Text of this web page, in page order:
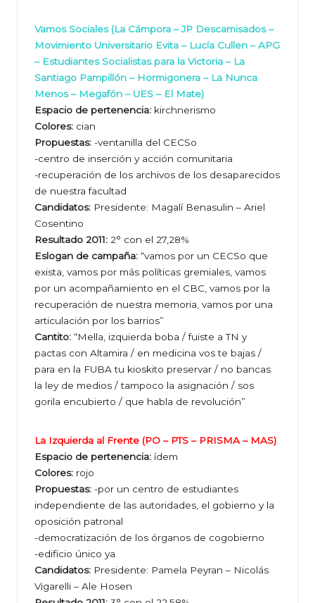
Vamos Sociales (La Cámpora – JP Descamisados –
Movimiento Universitario Evita – Lucía Cullen – APG
– Estudiantes Socialistas para la Victoria – La
Santiago Pampillón – Hormigonera – La Nunca
Menos – Megafón – UES – El Mate)
Espacio de pertenencia: kirchnerismo
Colores: cian
Propuestas: -ventanilla del CECSo
-centro de inserción y acción comunitaria
-recuperación de los archivos de los desaparecidos
de nuestra facultad
Candidatos: Presidente: Magalí Benasulin – Ariel
Cosentino
Resultado 2011: 2° con el 27,28%
Eslogan de campaña: “vamos por un CECSo que
exista, vamos por más políticas gremiales, vamos
por un acompañamiento en el CBC, vamos por la
recuperación de nuestra memoria, vamos por una
articulación por los barrios”
Cantito: “Mella, izquierda boba / fuiste a TN y
pactas con Altamira / en medicina vos te bajas /
para en la FUBA tu kioskito preservar / no bancas
la ley de medios / tampoco la asignación / sos
gorila encubierto / que habla de revolución”
La Izquierda al Frente (PO – PTS – PRISMA – MAS)
Espacio de pertenencia: ídem
Colores: rojo
Propuestas: -por un centro de estudiantes
independiente de las autoridades, el gobierno y la
oposición patronal
-democratización de los órganos de cogobierno
-edificio único ya
Candidatos: Presidente: Pamela Peyran – Nicolás
Vigarelli – Ale Hosen